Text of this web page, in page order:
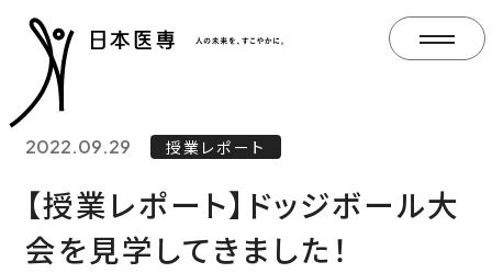
2022.09.29 授業レポート
【授業レポート】ドッジボール大
会を見学してきました！